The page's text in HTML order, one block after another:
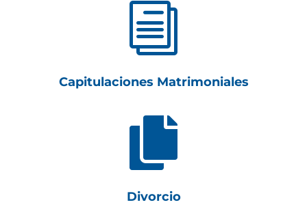
i
Capitulaciones Matrimoniales

Divorcio